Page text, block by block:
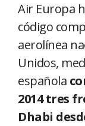
Air Europa
código
aerolínea
Unidos,
española
2014 tres
Dhabi